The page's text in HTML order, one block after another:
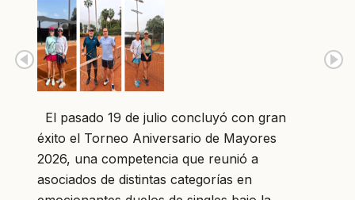
El pasado 19 de julio concluyó con gran
éxito el Torneo Aniversario de Mayores
2026, una competencia que reunió a
asociados de distintas categorías en